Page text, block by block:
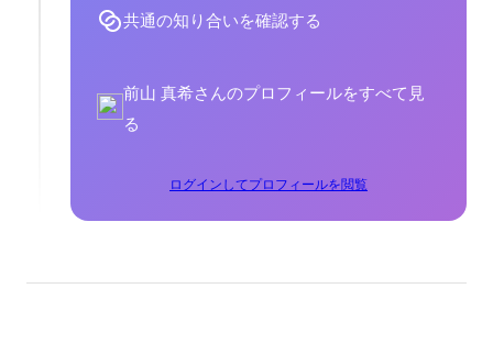
共通の知り合いを確認する
前山 真希さんのプロフィールをすべて見
る
ログインしてプロフィールを閲覧